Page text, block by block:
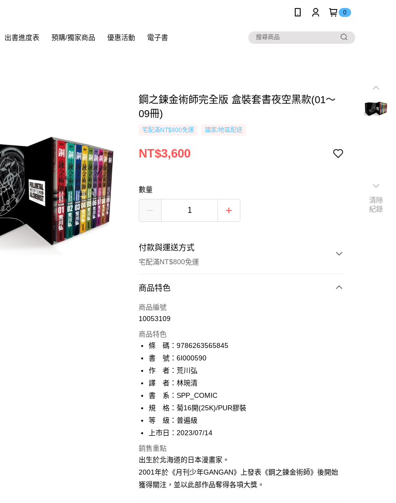
0
出書進度表 預購/獨家商品 優惠活動 電子書
鋼之鍊金術師完全版 盒裝套書夜空黑款(01～
09冊)
宅配滿NT$800免運 國家/地區配送
NT$3,600
數量
付款與運送方式
宅配滿NT$800免運
付款方式
信用卡一次付款
相關說明
【關於「AFTEE先享後付」】
AFTEE先享後付是「在收到商品之後才付款」的支付方式。 讓您購物簡單
便利好安心！
１．簡單：不需註冊會員、不需綁卡、不需儲值。
２．便利：只要手機號碼，簡訊認證，即可結帳。
３．安心：先確認商品／服務後，再付款。
【「AFTEE先享後付」結帳流程】
１．於結帳方式選擇「AFTEE先享後付」後，將跳轉至「AFTEE先享後
２．訂單成立數日內，您將收到繳費通知簡訊。
３．收到繳費通知簡訊後14天內，點擊此簡訊中的連結，可透過四大超商
／ATM／網路銀行／等多元方式進行付款，方視為交易完成。
※ 請注意：結帳手續完成當下不需立刻繳費，但若您需要取消訂單，請聯
絡購買商品的店家。未經商家同意取消之訂單仍視為有效，需透過AFTEE
先享後付繳納相關費用。
※ 交易是否成功請以「AFTEE先享後付 」之結帳頁面顯示為準，若有關於
ATM付款
運送方式
宅配
每筆NT$100，滿NT$800(含以上)免運費
國家/地區配送
商品特色
商品編號
10053109
商品特色
條 碼：9786263565845
書 號：6I000590
作 者：荒川弘
譯 者：林琬清
書 系：SPP_COMIC
規 格：菊16開(25K)/PUR膠裝
等 級：普遍級
上市日：2023/07/14
銷售重點
出生於北海道的日本漫畫家。
2001年於《月刊少年GANGAN》上發表《鋼之鍊金術師》後開始
獲得關注，並以此部作品奪得各項大獎。
清除
紀錄